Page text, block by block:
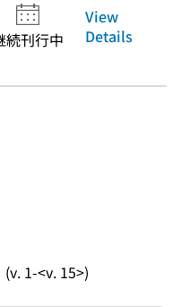
続刊行中
View
Details
1-<v. 15>)